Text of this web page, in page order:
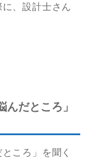
、設計士さん
んだところ」
ころ」を聞く